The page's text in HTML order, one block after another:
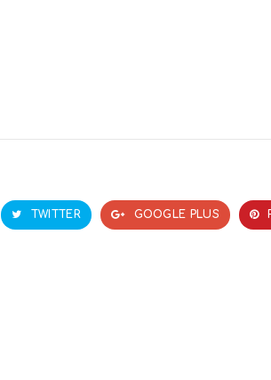
TWITTER GOOGLE PLUS